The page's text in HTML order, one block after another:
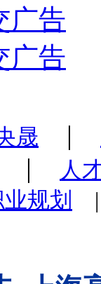
广告
广告
晟 |
|
人
规划